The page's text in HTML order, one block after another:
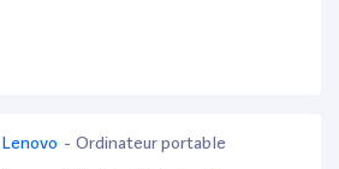
Lenovo - Ordinateur portable